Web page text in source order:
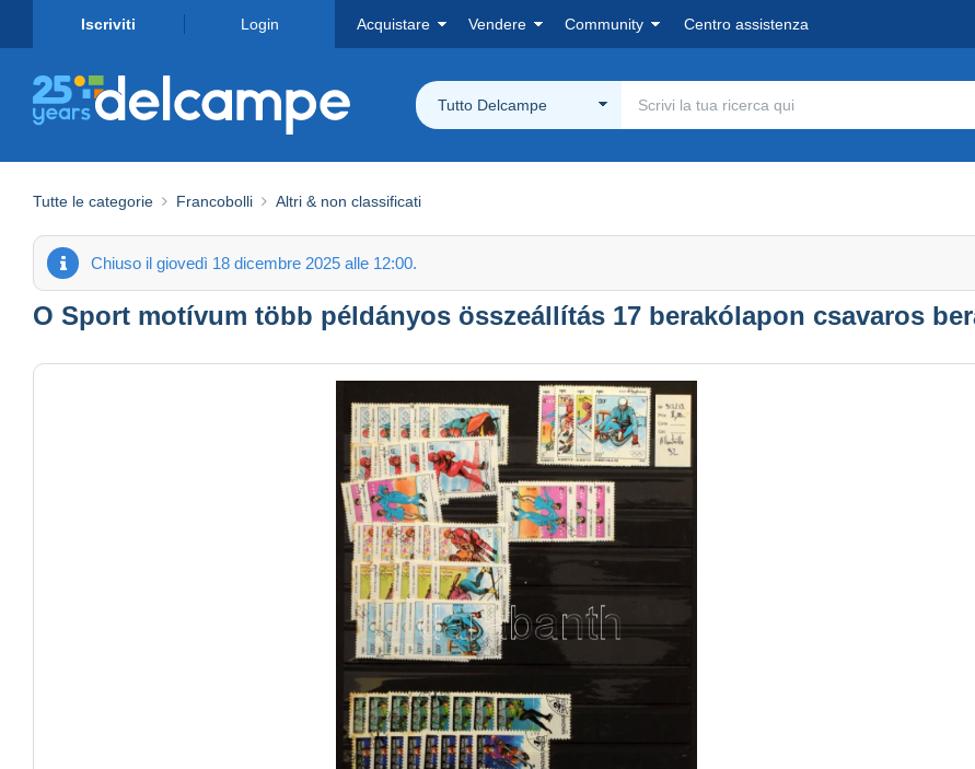
Iscriviti Login Acquistare Vendere Community Centro assistenza
Tutto Delcampe
Tutte le categorie Francobolli Altri & non classificati
Chiuso il giovedì 18 dicembre 2025 alle 12:00.
O Sport motívum több példányos összeállítás 17 berakólapon csavaros